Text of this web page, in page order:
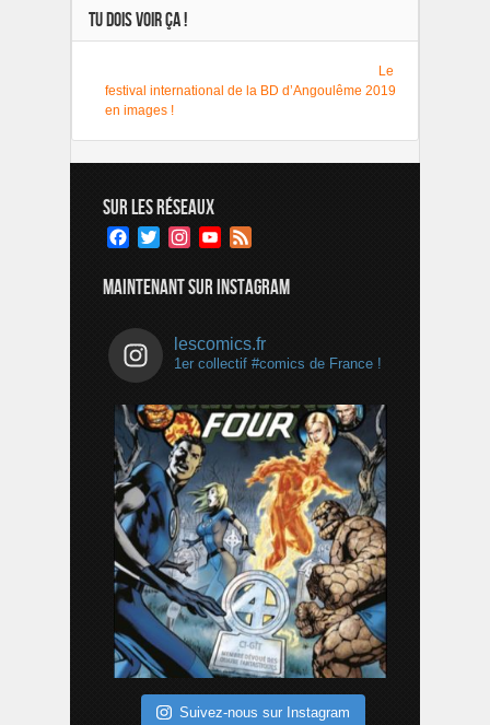
TU DOIS VOIR ÇA !
Le
festival international de la BD d’Angoulême 2019
en images !
SUR LES RÉSEAUX
Facebook
TwitterInstagramYouTube
MAINTENANT SUR INSTAGRAM
lescomics.fr
1er collectif #comics de France !
Suivez-nous sur Instagram